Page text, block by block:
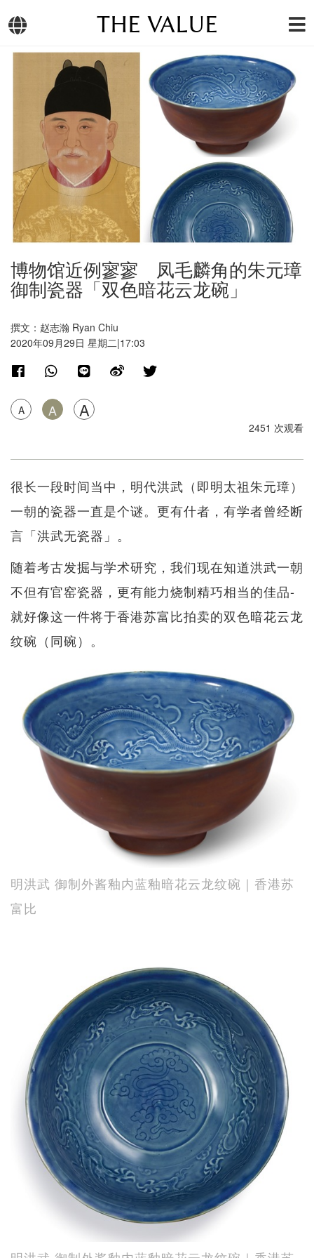
THE VALUE
博物馆近例寥寥 凤毛麟角的朱元璋
御制瓷器「双色暗花云龙碗」
撰文：赵志瀚 Ryan Chiu
2020年09月29日 星期二|17:03
A A A
2451 次观看
很长一段时间当中，明代洪武（即明太祖朱元璋）
一朝的瓷器一直是个谜。更有什者，有学者曾经断
言「洪武无瓷器」。
随着考古发掘与学术研究，我们现在知道洪武一朝
不但有官窑瓷器，更有能力烧制精巧相当的佳品-
就好像这一件将于香港苏富比拍卖的双色暗花云龙
纹碗（同碗）。
明洪武 御制外酱釉内蓝釉暗花云龙纹碗｜香港苏
富比